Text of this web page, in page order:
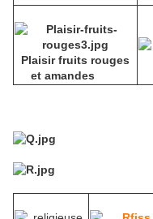
Plaisir fruits rouges
et amandes